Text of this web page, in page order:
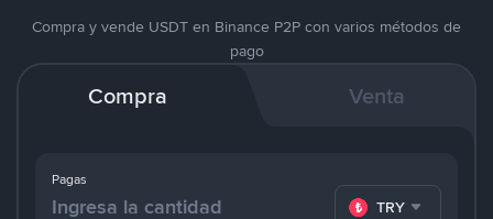
Compra y vende USDT en Binance P2P con varios métodos de
pago
Compra Venta
Pagas
TRY